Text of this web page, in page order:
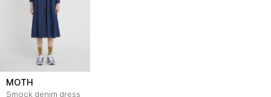
MOTH
Smock denim dress